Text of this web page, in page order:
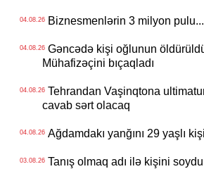
04.08.26Biznesmenlərin 3 milyon
04.08.26Gəncədə kişi oğlunun
Mühafizəçini bıçaqladı
04.08.26Tehrandan Vaşinqtona
cavab sərt olacaq
04.08.26Ağdamdakı yanğını 29 yaşlı
03.08.26Tanış olmaq adı ilə kişini